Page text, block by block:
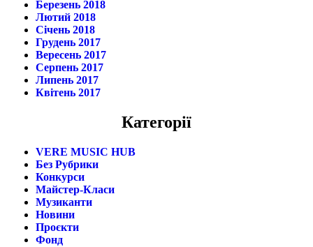
Березень 2018
Лютий 2018
Січень 2018
Грудень 2017
Вересень 2017
Серпень 2017
Липень 2017
Квітень 2017
Категорії
VERE MUSIC HUB
Без Рубрики
Конкурси
Майстер-Класи
Музиканти
Новини
Проєкти
Фонд